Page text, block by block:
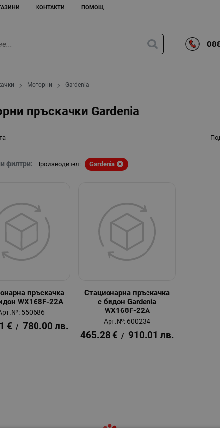
КОНТАКТИ ПОМОЩ
Моторни Gardenia
пръскачки Gardenia
филтри: Производител: Gardenia
пръскачка
WX168F-22A
550686
€ / 780.00 лв.
Стационарна пръскачка
с бидон Gardenia
WX168F-22A
Арт.№: 600234
465.28 € / 910.01 лв.